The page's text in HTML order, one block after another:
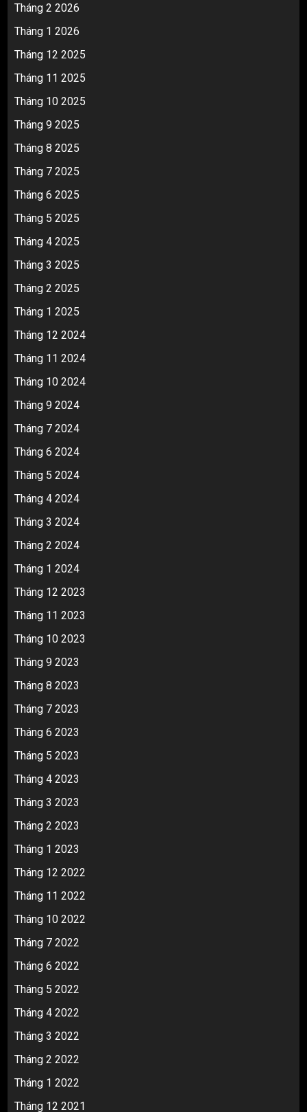
Tháng 2 2026
Tháng 1 2026
Tháng 12 2025
Tháng 11 2025
Tháng 10 2025
Tháng 9 2025
Tháng 8 2025
Tháng 7 2025
Tháng 6 2025
Tháng 5 2025
Tháng 4 2025
Tháng 3 2025
Tháng 2 2025
Tháng 1 2025
Tháng 12 2024
Tháng 11 2024
Tháng 10 2024
Tháng 9 2024
Tháng 7 2024
Tháng 6 2024
Tháng 5 2024
Tháng 4 2024
Tháng 3 2024
Tháng 2 2024
Tháng 1 2024
Tháng 12 2023
Tháng 11 2023
Tháng 10 2023
Tháng 9 2023
Tháng 8 2023
Tháng 7 2023
Tháng 6 2023
Tháng 5 2023
Tháng 4 2023
Tháng 3 2023
Tháng 2 2023
Tháng 1 2023
Tháng 12 2022
Tháng 11 2022
Tháng 10 2022
Tháng 7 2022
Tháng 6 2022
Tháng 5 2022
Tháng 4 2022
Tháng 3 2022
Tháng 2 2022
Tháng 1 2022
Tháng 12 2021